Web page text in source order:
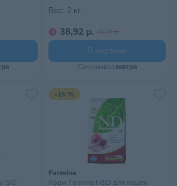
Вес: 2 кг
38,92 р. 45,79 р.
В корзину
Самовывоззавтра
S/O
-15 %
Farmina
Корм Farmina N&D для кошек,